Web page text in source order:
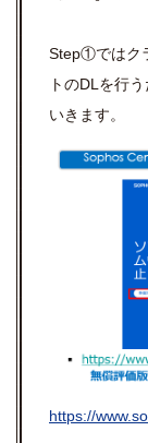
Step①ではク
トのDLを行
いきます。
https://